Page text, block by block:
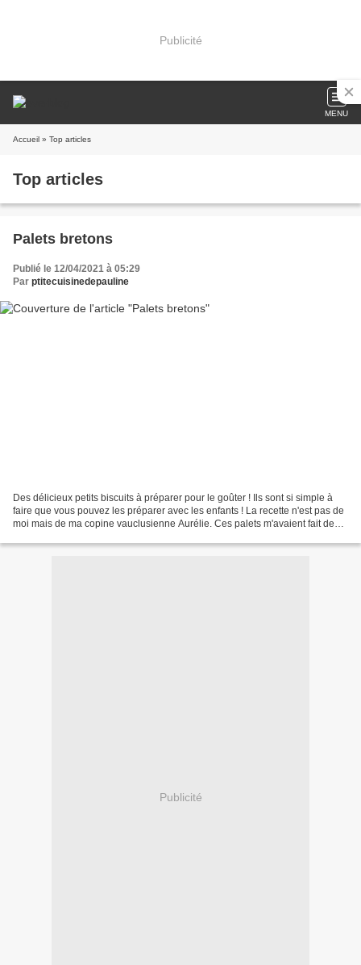
Publicité
MENU
Accueil » Top articles
Top articles
Palets bretons
Publié le 12/04/2021 à 05:29
Par ptitecuisinedepauline
Des délicieux petits biscuits à préparer pour le goûter ! Ils sont si simple à
faire que vous pouvez les préparer avec les enfants ! La recette n'est pas de
moi mais de ma copine vauclusienne Aurélie. Ces palets m'avaient fait de
Publicité